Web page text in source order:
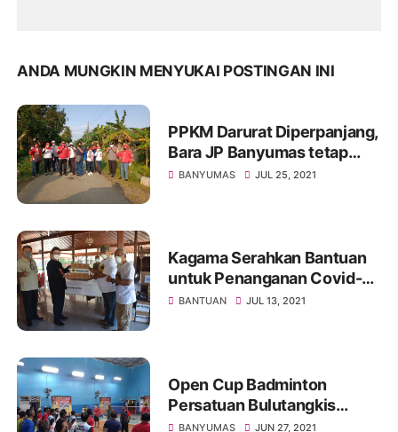
ANDA MUNGKIN MENYUKAI POSTINGAN INI
PPKM Darurat Diperpanjang,
Bara JP Banyumas tetap
Intens Turun Ditengah
BANYUMAS JUL 25, 2021
Kagama Serahkan Bantuan
untuk Penanganan Covid-19
di Banyumas
BANTUAN JUL 13, 2021
Open Cup Badminton
Persatuan Bulutangkis
Mutiara Kampunglaut
BANYUMAS JUN 27, 2021